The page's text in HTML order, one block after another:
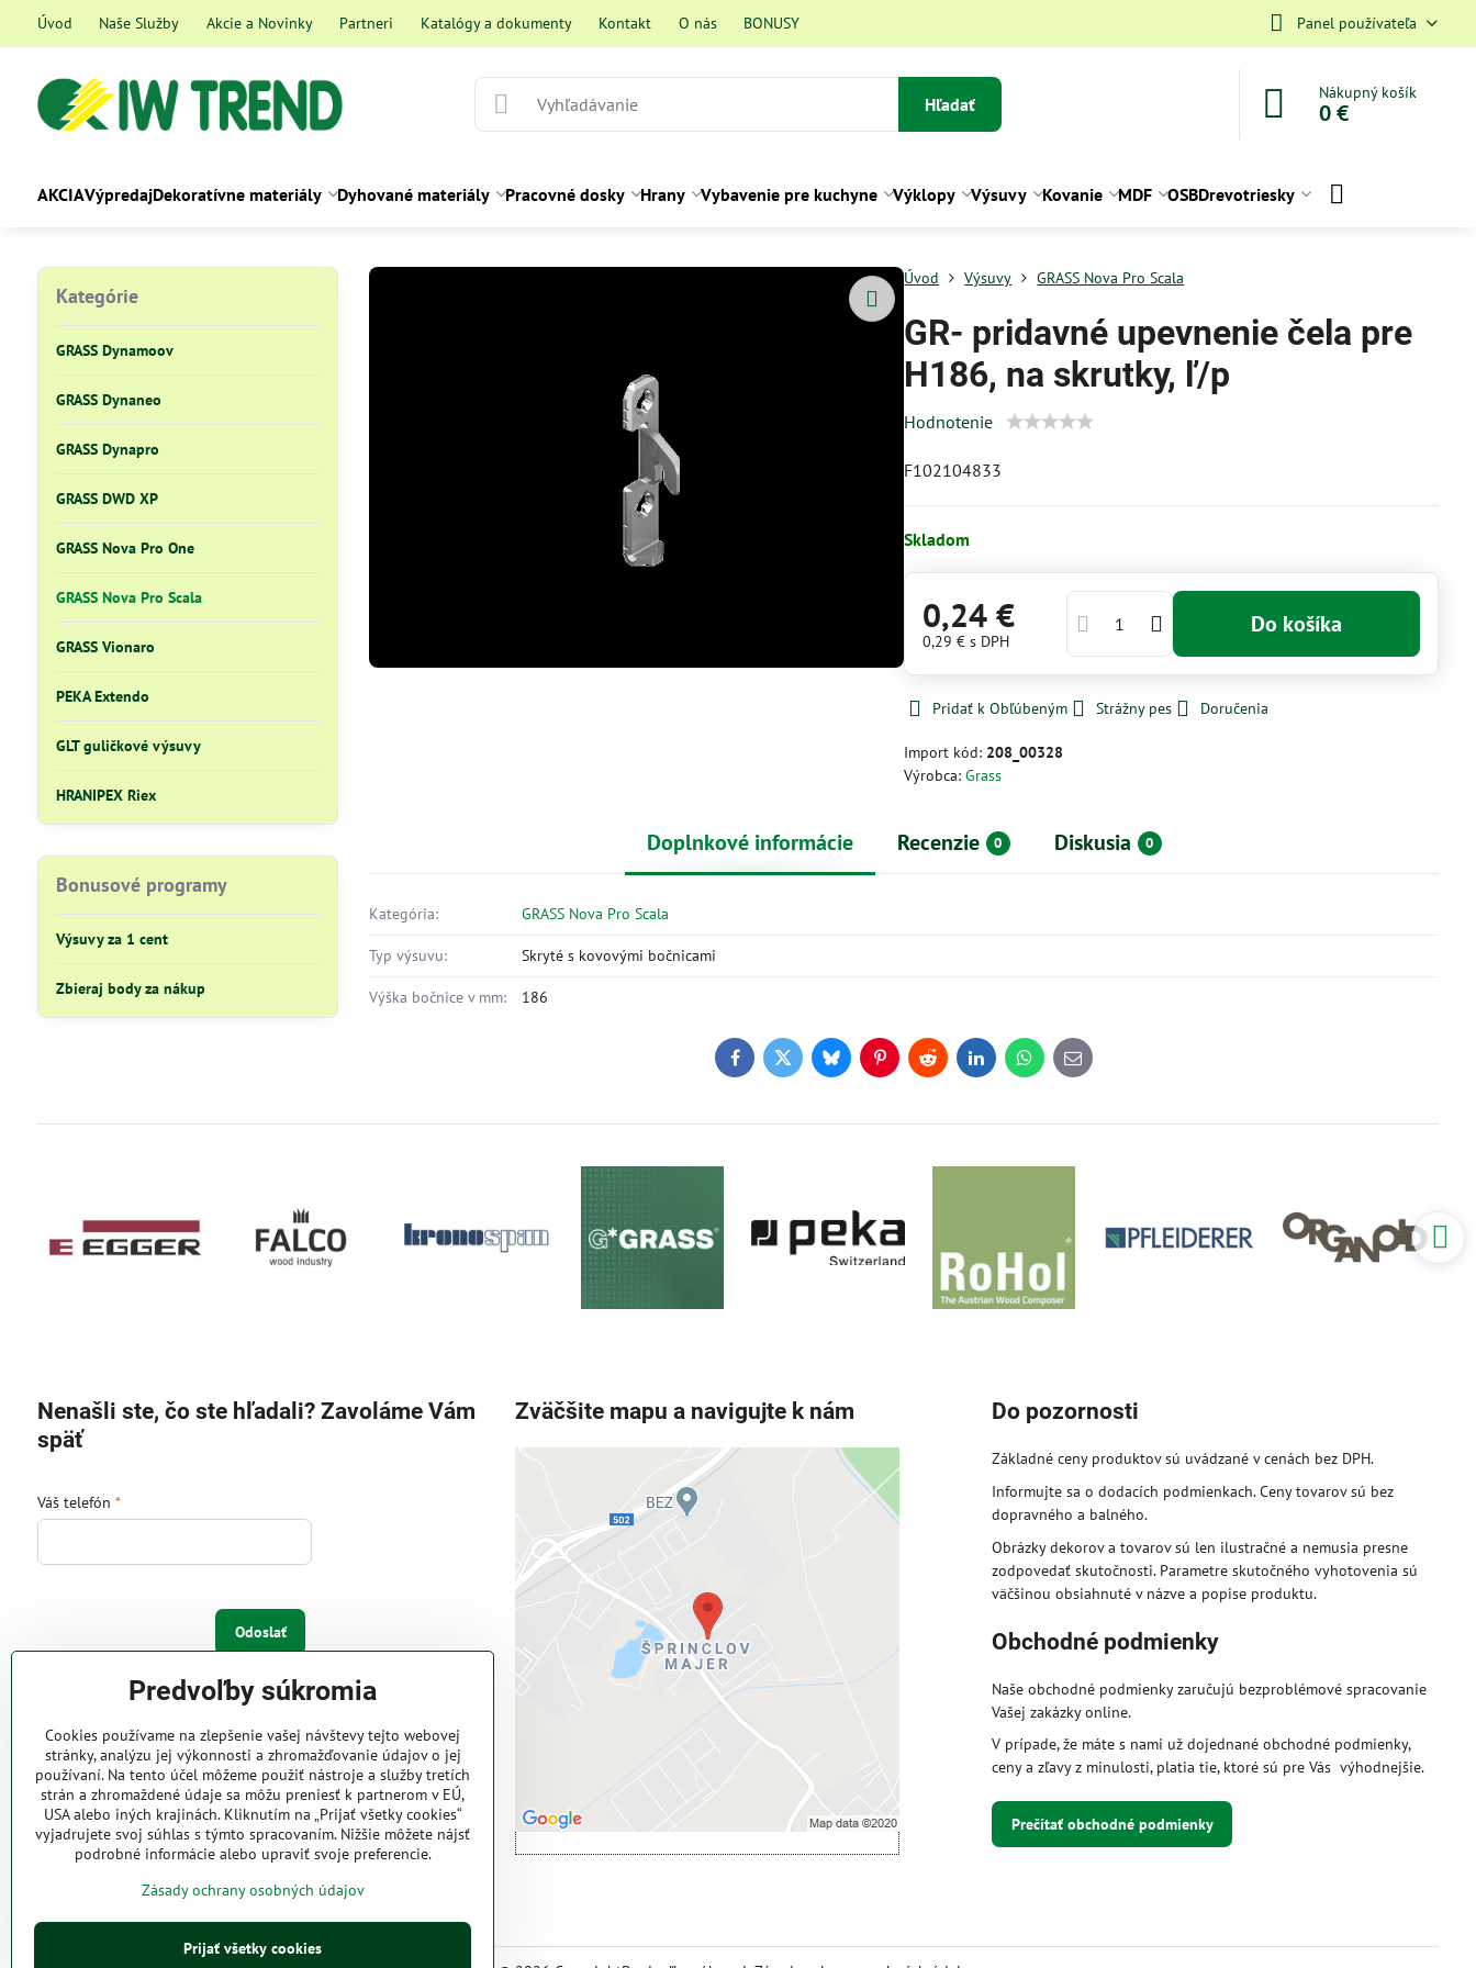
Úvod Naše Služby Akcie a Novinky Partneri Katalógy a dokumenty Kontakt O nás BONUSY Panel používateľa
Hľadať
Nákupný košík
0 €
AKCIAVýpredajDekoratívne materiály Dyhované materiály Pracovné dosky Hrany Vybavenie pre kuchyne Výklopy Výsuvy Kovanie MDF OSBDrevotriesky
Úvod Výsuvy GRASS Nova Pro Scala
GR- pridavné upevnenie čela pre
H186, na skrutky, ľ/p
Hodnotenie
F102104833
Skladom
0,24 €
0,29 €s DPH
Do košíka
Pridať k Obľúbeným Strážny pes Doručenia
Import kód: 208_00328
Výrobca:Grass
Doplnkové informácie Recenzie 0 Diskusia 0
Kategória: GRASS Nova Pro Scala
Typ výsuvu: Skryté s kovovými bočnicami
Výška bočnice v mm: 186
FacebookTwitterBlueskyPinterestRedditLinkedInWhatsApp
E-
mail
Kategórie
GRASS Dynamoov
GRASS Dynaneo
GRASS Dynapro
GRASS DWD XP
GRASS Nova Pro One
GRASS Nova Pro Scala
GRASS Vionaro
PEKA Extendo
GLT guličkové výsuvy
HRANIPEX Riex
Bonusové programy
Výsuvy za 1 cent
Zbieraj body za nákup
Nenašli ste, čo ste hľadali? Zavoláme Vám
späť
Váš telefón *
Odoslať
IW Trend s.r.o.
Pri Majeri 6
831 06 Bratislava
Web: www.iwtrend.sk
Telefón: (02) 4488 4826, 4487
Zväčšite mapu a navigujte k nám
Externý obsah je blokovaný
Prajete si načítať externý obsah?
Povoliť tentokrát
Povoliť a zapamätať - súhlas s druhom
cookie: Funkčné
Otvoriť obsah v novom okne
Do pozornosti
Základné ceny produktov sú uvádzané v cenách bez DPH.
Informujte sa o dodacích podmienkach. Ceny tovarov sú bez
dopravného a balného.
Obrázky dekorov a tovarov sú len ilustračné a nemusia presne
zodpovedať skutočnosti. Parametre skutočného vyhotovenia sú
väčšinou obsiahnuté v názve a popise produktu.
Obchodné podmienky
Naše obchodné podmienky zaručujú bezproblémové spracovanie
Vašej zakázky online.
V prípade, že máte s nami už dojednané obchodné podmienky,
ceny a zľavy z minulosti, platia tie, ktoré sú pre Vás výhodnejšie.
Prečítať obchodné podmienky
Predvoľby súkromia
Cookies používame na zlepšenie vašej návštevy tejto webovej
stránky, analýzu jej výkonnosti a zhromažďovanie údajov o jej
používaní. Na tento účel môžeme použiť nástroje a služby tretích
strán a zhromaždené údaje sa môžu preniesť k partnerom v EÚ,
USA alebo iných krajinách. Kliknutím na „Prijať všetky cookies“
vyjadrujete svoj súhlas s týmto spracovaním. Nižšie môžete nájsť
podrobné informácie alebo upraviť svoje preferencie.
Zásady ochrany osobných údajov
Prijať všetky cookies